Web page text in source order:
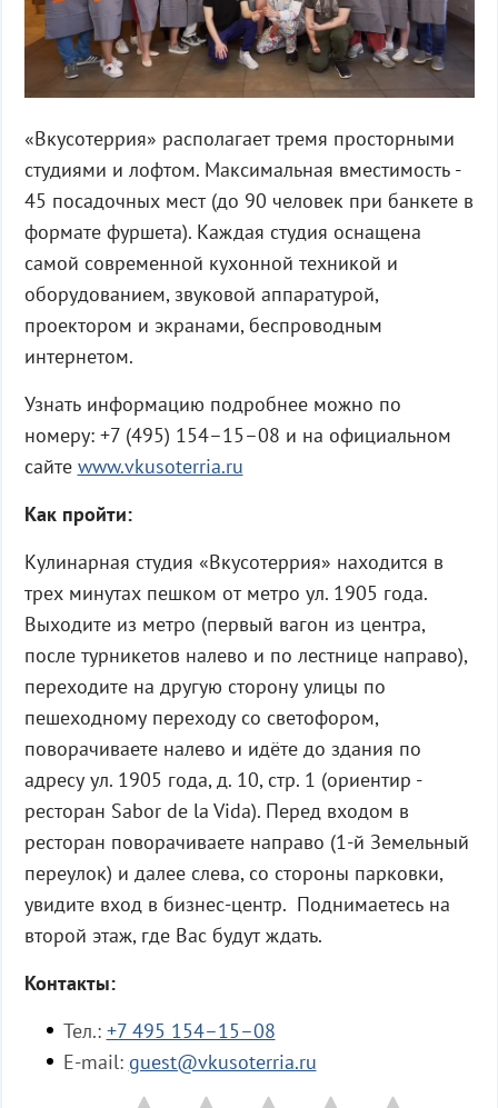
«Вкусотеррия» располагает тремя просторными
студиями и лофтом. Максимальная вместимость -
45 посадочных мест (до 90 человек при банкете в
формате фуршета). Каждая студия оснащена
самой современной кухонной техникой и
оборудованием, звуковой аппаратурой,
проектором и экранами, беспроводным
интернетом.
Узнать информацию подробнее можно по
номеру: +7 (495) 154–15–08 и на официальном
сайте www.vkusoterria.ru
Как пройти:
Кулинарная студия «Вкусотеррия» находится в
трех минутах пешком от метро ул. 1905 года.
Выходите из метро (первый вагон из центра,
после турникетов налево и по лестнице направо),
переходите на другую сторону улицы по
пешеходному переходу со светофором,
поворачиваете налево и идёте до здания по
адресу ул. 1905 года, д. 10, стр. 1 (ориентир -
ресторан Sabor de la Vida). Перед входом в
ресторан поворачиваете направо (1-й Земельный
переулок) и далее слева, со стороны парковки,
увидите вход в бизнес-центр. Поднимаетесь на
второй этаж, где Вас будут ждать.
Контакты:
Тел.: +7 495 154–15–08
E-mail: guest@vkusoterria.ru